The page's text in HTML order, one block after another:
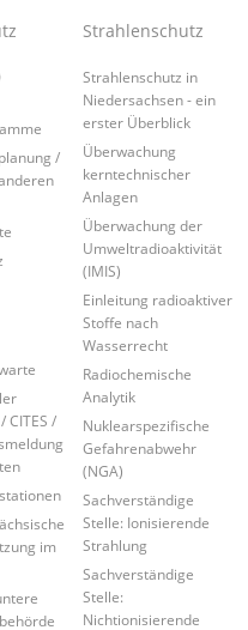
/
CITES /
im
Strahlenschutz
Strahlenschutz in
Niedersachsen - ein
erster Überblick
Überwachung
kerntechnischer
Anlagen
Überwachung der
Umweltradioaktivität
(IMIS)
Einleitung radioaktiver
Stoffe nach
Wasserrecht
Radiochemische
Analytik
Nuklearspezifische
Gefahrenabwehr
(NGA)
Sachverständige
Stelle: Ionisierende
Strahlung
Sachverständige
Stelle:
Nichtionisierende